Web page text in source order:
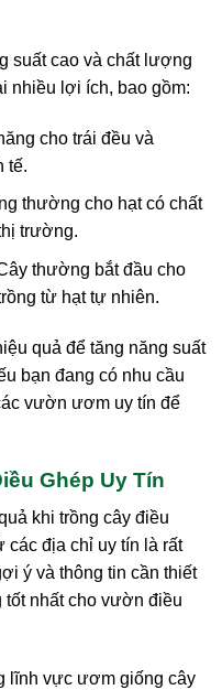
suất cao và chất lượng
nhiều lợi ích, bao gồm:
cho trái đều và
tế.
thường cho hạt có chất
trường.
thường bắt đầu cho
từ hạt tự nhiên.
quả để tăng năng suất
bạn đang có nhu cầu
vườn ươm uy tín để
Ghép Uy Tín
khi trồng cây điều
các địa chỉ uy tín là rất
ý và thông tin cần thiết
tốt nhất cho vườn điều
lĩnh vực ươm giống cây